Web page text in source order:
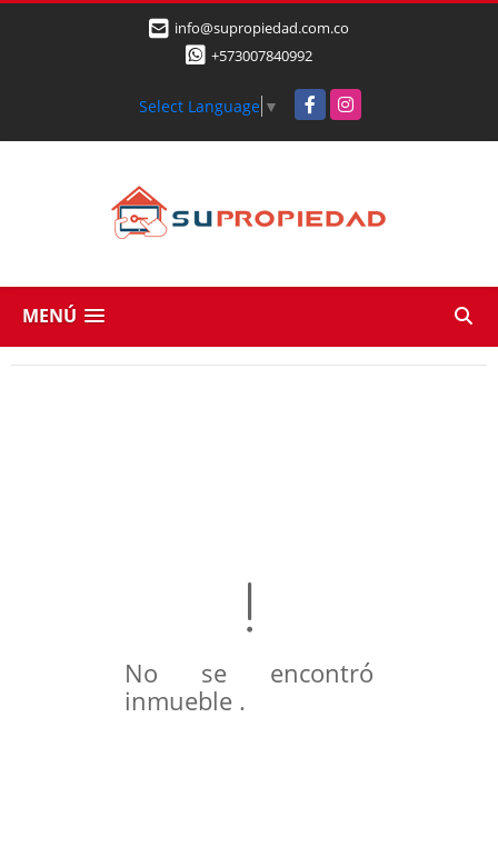
info@supropiedad.com.co
+573007840992
Select Language ▼ FacebookInstagram
MENÚ
No se encontró
inmueble .